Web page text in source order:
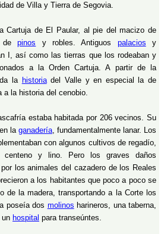
de Villa y Tierra de Segovia.
Cartuja de El Paular, al pie del macizo de
depinos y robles. Antiguos palacios y
I, así como las tierras que los rodeaban y
a la Orden Cartuja. A partir de la
la historiadel Valle y en especial la de
a la historia del cenobio.
estaba habitada por 206 vecinos. Su
la ganadería, fundamentalmente lanar. Los
con algunos cultivos de regadío,
y lino. Pero los graves daños
los animales del cazadero de los Reales
a los habitantes que poco a poco se
de la madera, transportando a la Corte los
poseía dos molinos harineros, una taberna,
un hospital para transeúntes.